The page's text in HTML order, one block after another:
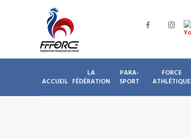
ACCUEIL
LA
FÉDÉRATION
PARA-
SPORT
FORCE
ATHLÉTIQUE